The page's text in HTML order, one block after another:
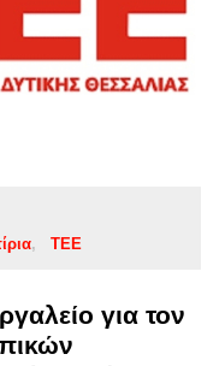
ΤΕΕ
για τον